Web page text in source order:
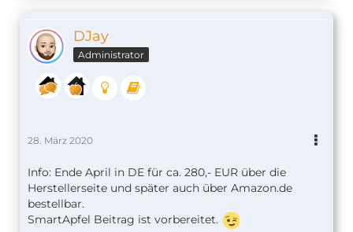
DJay
Administrator
28. März 2020
Info: Ende April in DE für ca. 280,- EUR über die
Herstellerseite und später auch über Amazon.de
bestellbar.
SmartApfel Beitrag ist vorbereitet.